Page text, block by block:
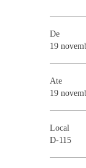
De
19
Ate
19
Local
D-115